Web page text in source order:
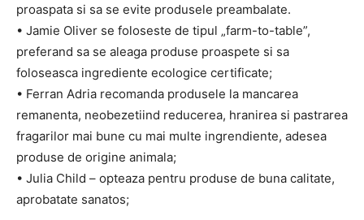
proaspata si sa se evite produsele preambalate.
• Jamie Oliver se foloseste de tipul „farm-to-table”,
preferand sa se aleaga produse proaspete si sa
foloseasca ingrediente ecologice certificate;
• Ferran Adria recomanda produsele la mancarea
remanenta, neobezetiind reducerea, hranirea si pastrarea
fragarilor mai bune cu mai multe ingrendiente, adesea
produse de origine animala;
• Julia Child – opteaza pentru produse de buna calitate,
aprobatate sanatos;